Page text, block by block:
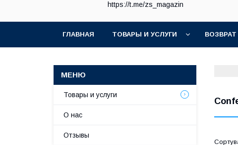
https://t.me/zs_magazin
ГЛАВНАЯ ТОВАРЫ И УСЛУГИ
Товары и услуги
О нас
Отзывы